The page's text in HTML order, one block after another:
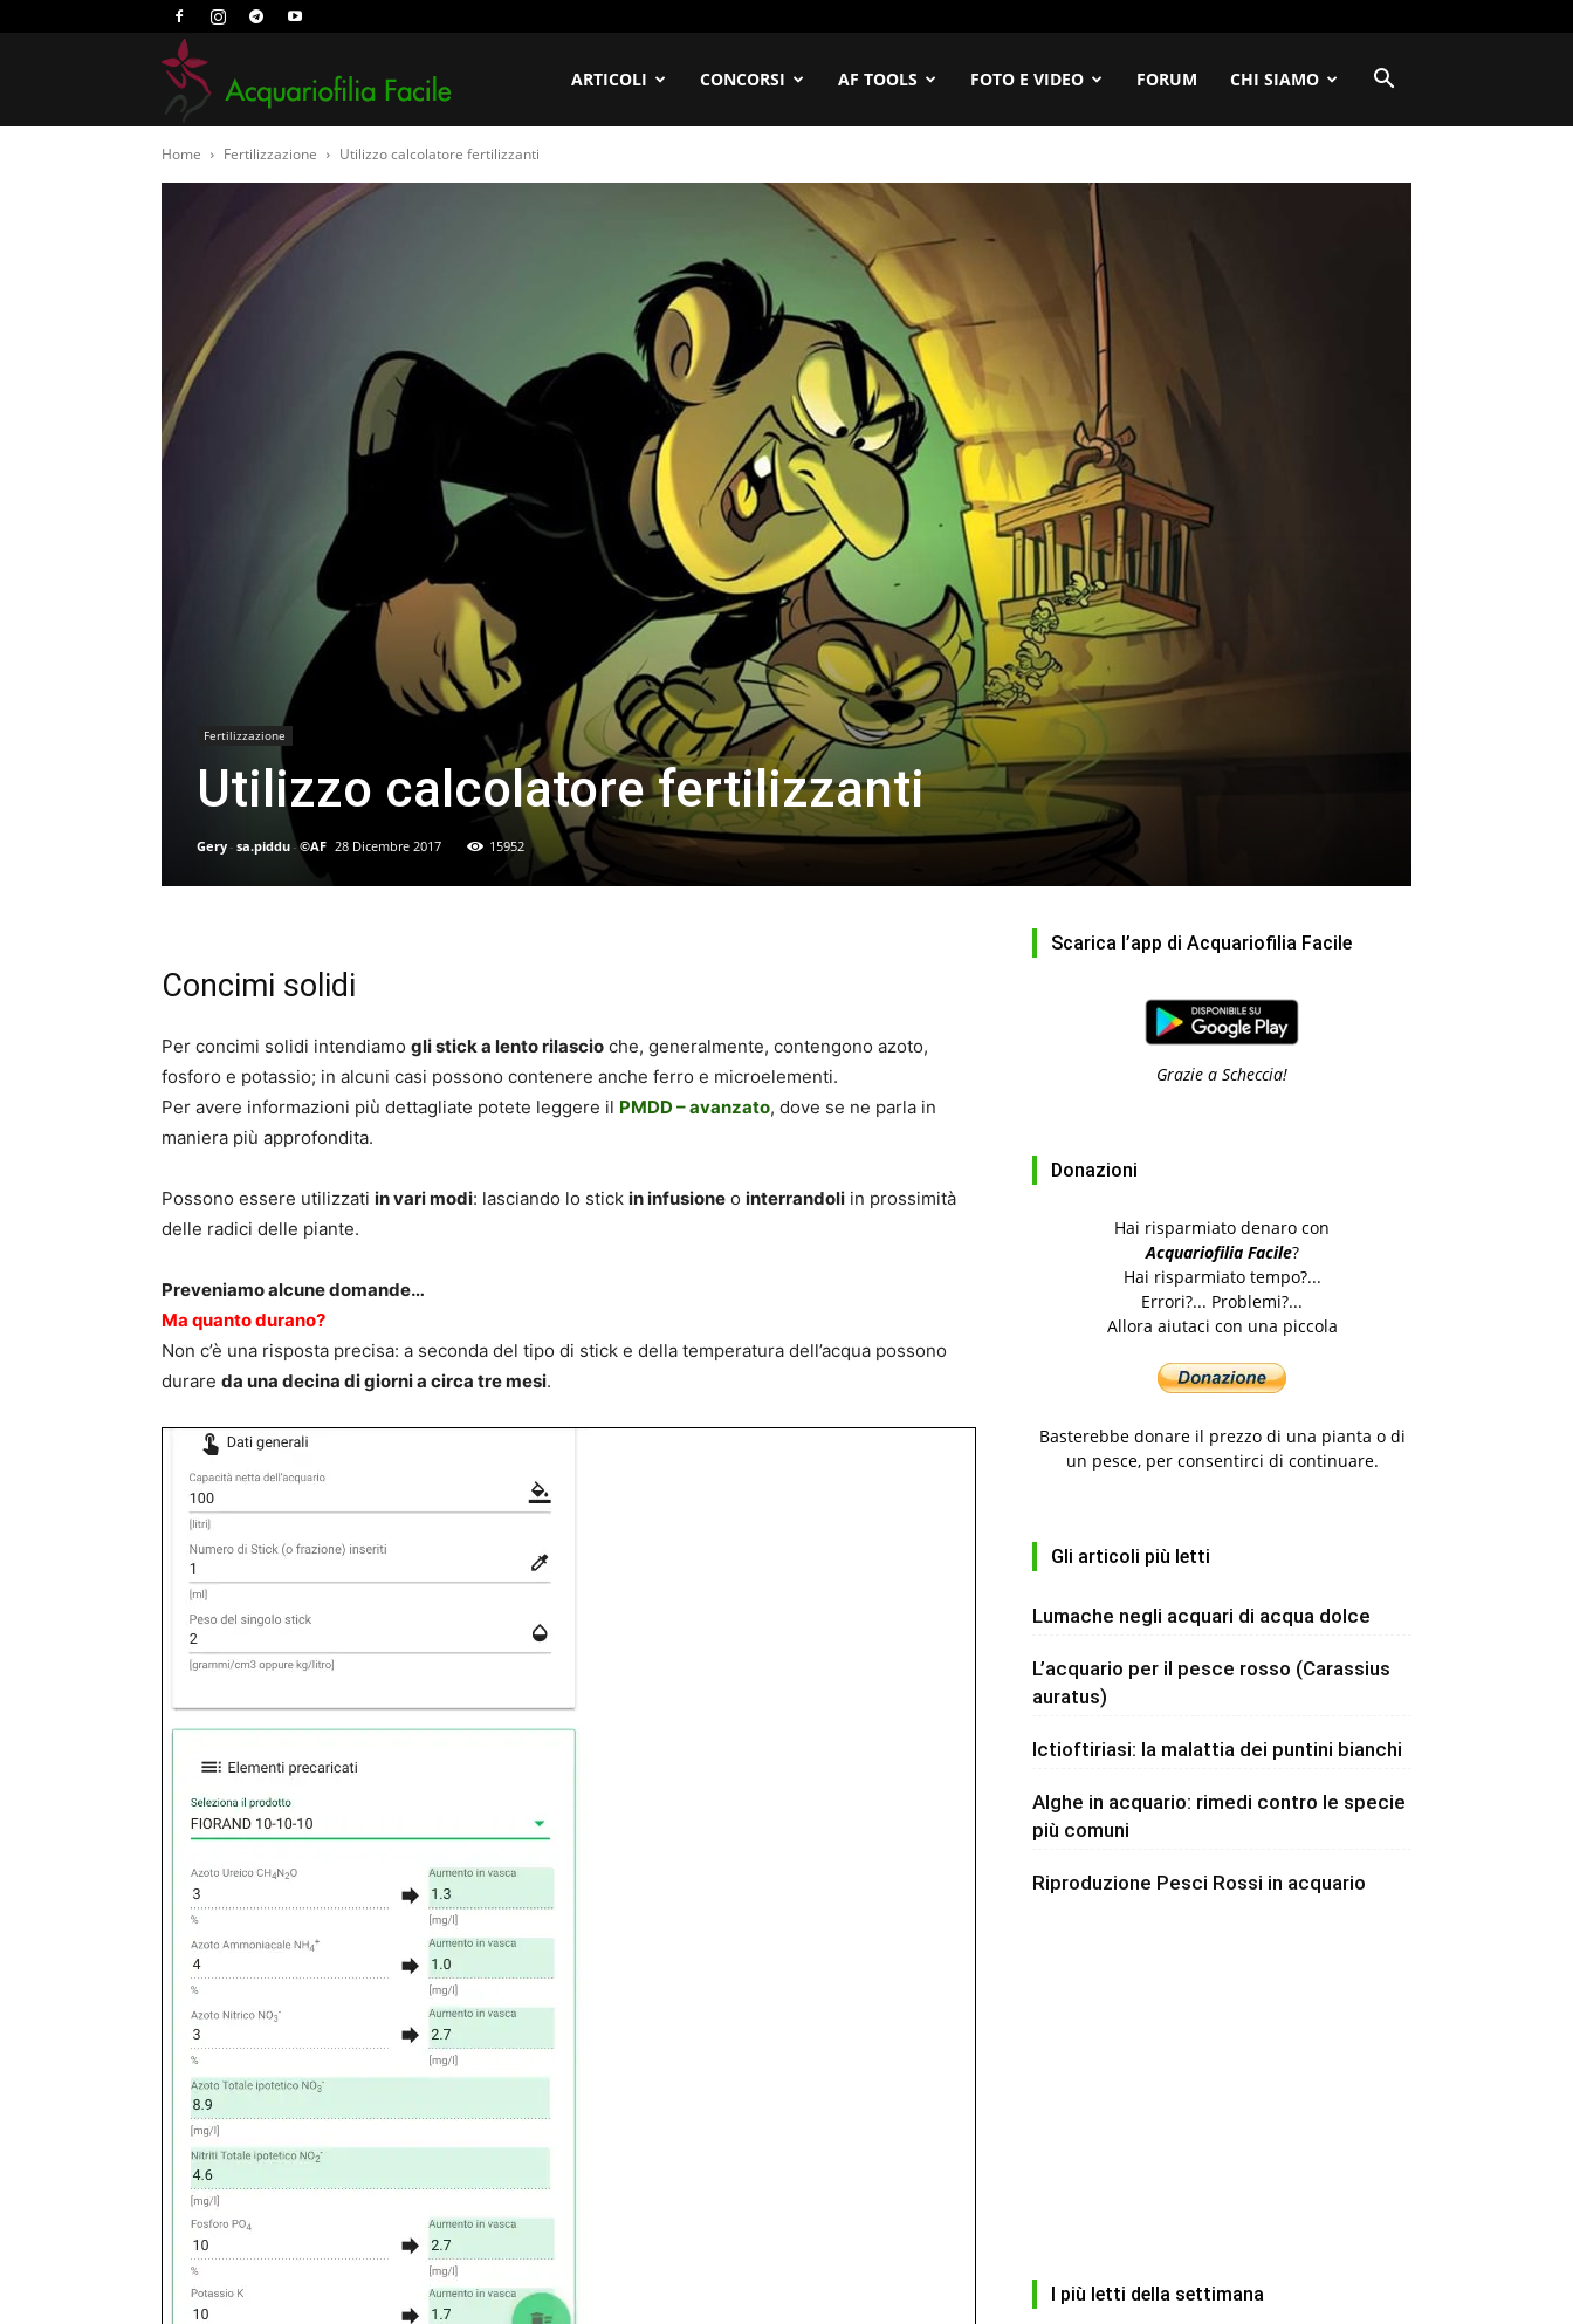
ARTICOLI CONCORSI AF TOOLS FOTO E VIDEO FORUM CHI SIAMO
Home Fertilizzazione Utilizzo calcolatore fertilizzanti
Fertilizzazione
Utilizzo calcolatore fertilizzanti
Gery- sa.piddu-©AF 28 Dicembre 2017 15952
Concimi solidi
Per concimi solidi intendiamo gli stick a lento rilascio che, generalmente, contengono azoto,
fosforo e potassio; in alcuni casi possono contenere anche ferro e microelementi.
Per avere informazioni più dettagliate potete leggere il PMDD – avanzato, dove se ne parla in
maniera più approfondita.
Possono essere utilizzati in vari modi: lasciando lo stick in infusione o interrandoli in prossimità
delle radici delle piante.
Preveniamo alcune domande…
Ma quanto durano?
Non c’è una risposta precisa: a seconda del tipo di stick e della temperatura dell’acqua possono
durare da una decina di giorni a circa tre mesi.
Scarica l’app di Acquariofilia Facile
Grazie a Scheccia!
Donazioni
Hai risparmiato denaro con
Acquariofilia Facile?
Hai risparmiato tempo?...
Errori?... Problemi?...
Allora aiutaci con una piccola
Basterebbe donare il prezzo di una pianta o di
un pesce, per consentirci di continuare.
Gli articoli più letti
Lumache negli acquari di acqua dolce
L’acquario per il pesce rosso (Carassius
auratus)
Ictioftiriasi: la malattia dei puntini bianchi
Alghe in acquario: rimedi contro le specie
più comuni
Riproduzione Pesci Rossi in acquario
I più letti della settimana